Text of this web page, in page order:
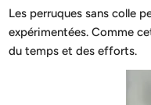
Les perruques sans colle
expérimentées. Comme
du temps et des efforts.